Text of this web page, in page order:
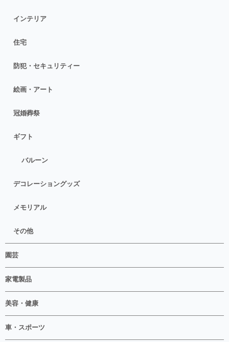
インテリア
住宅
防犯・セキュリティー
絵画・アート
冠婚葬祭
ギフト
バルーン
デコレーショングッズ
メモリアル
その他
園芸
家電製品
美容・健康
車・スポーツ